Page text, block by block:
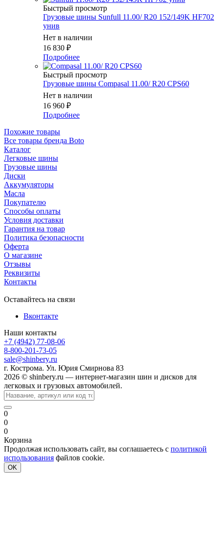
Быстрый просмотр
Грузовые шины Sunfull 11.00/ R20 152/149K HF702
унив
Нет в наличии
16 830 ₽
Подробнее
Быстрый просмотр
Грузовые шины Compasal 11.00/ R20 CPS60
Нет в наличии
16 960 ₽
Подробнее
Похожие товары
Все товары бренда Boto
Каталог
Легковые шины
Грузовые шины
Диски
Аккумуляторы
Масла
Покупателю
Способы оплаты
Условия доставки
Гарантия на товар
Политика безопасности
Оферта
О магазине
Отзывы
Реквизиты
Контакты
Оставайтесь на связи
Вконтакте
Наши контакты
+7 (4942) 77-08-06
8-800-201-73-05
sale@shinbery.ru
г. Кострома. Ул. Юрия Смирнова 83
2026 © shinbery.ru — интернет-магазин шин и дисков для
легковых и грузовых автомобилей.
0
0
0
Корзина
Продолжая использовать сайт, вы соглашаетесь с политикой
использования файлов cookie.
OK